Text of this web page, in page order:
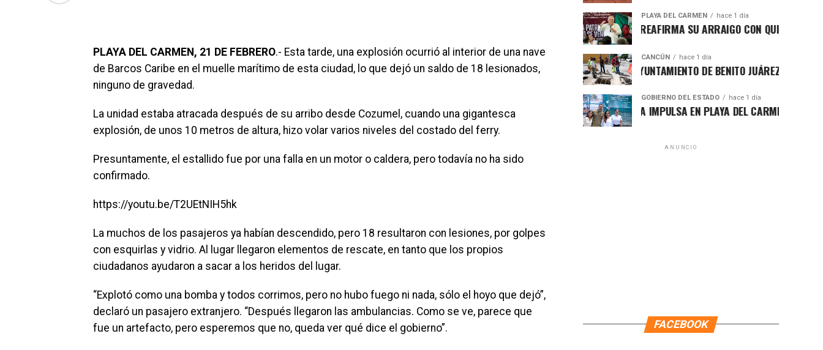
PLAYA DEL CARMEN, 21 DE FEBRERO.- Esta tarde, una explosión ocurrió al interior de una nave
de Barcos Caribe en el muelle marítimo de esta ciudad, lo que dejó un saldo de 18 lesionados,
ninguno de gravedad.
La unidad estaba atracada después de su arribo desde Cozumel, cuando una gigantesca
explosión, de unos 10 metros de altura, hizo volar varios niveles del costado del ferry.
Presuntamente, el estallido fue por una falla en un motor o caldera, pero todavía no ha sido
confirmado.
https://youtu.be/T2UEtNIH5hk
La muchos de los pasajeros ya habían descendido, pero 18 resultaron con lesiones, por golpes
con esquirlas y vidrio. Al lugar llegaron elementos de rescate, en tanto que los propios
ciudadanos ayudaron a sacar a los heridos del lugar.
“Explotó como una bomba y todos corrimos, pero no hubo fuego ni nada, sólo el hoyo que dejó”,
declaró un pasajero extranjero. “Después llegaron las ambulancias. Como se ve, parece que
fue un artefacto, pero esperemos que no, queda ver qué dice el gobierno”.
PLAYA DEL CARMEN hace 1 día
RAFA MARÍN REAFIRMA SU ARRAIGO CON QUINTANA ROO
CANCÚN hace 1 día
FORTALECE AYUNTAMIENTO DE BENITO JUÁREZ ACCIONES
GOBIERNO DEL ESTADO hace 1 día
MARA LEZAMA IMPULSA EN PLAYA DEL CARMEN EL
ANUNCIO
FACEBOOK